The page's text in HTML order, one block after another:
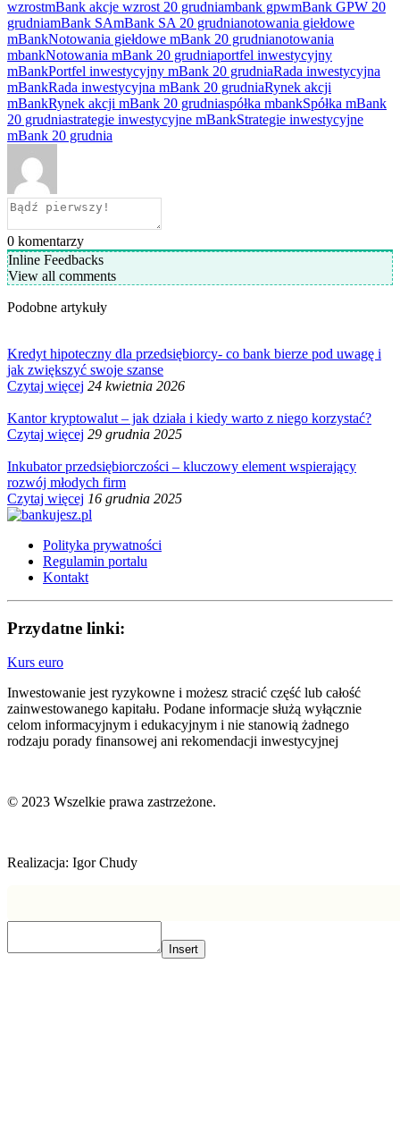
wzrostmBank akcje wzrost 20 grudniambank gpwmBank GPW 20
grudniamBank SAmBank SA 20 grudnianotowania giełdowe
mBankNotowania giełdowe mBank 20 grudnianotowania
mbankNotowania mBank 20 grudniaportfel inwestycyjny
mBankPortfel inwestycyjny mBank 20 grudniaRada inwestycyjna
mBankRada inwestycyjna mBank 20 grudniaRynek akcji
mBankRynek akcji mBank 20 grudniaspółka mbankSpółka mBank
20 grudniastrategie inwestycyjne mBankStrategie inwestycyjne
mBank 20 grudnia
0 komentarzy
Inline Feedbacks
View all comments
Podobne artykuły
Kredyt hipoteczny dla przedsiębiorcy- co bank bierze pod uwagę i
jak zwiększyć swoje szanse
Czytaj więcej 24 kwietnia 2026
Kantor kryptowalut – jak działa i kiedy warto z niego korzystać?
Czytaj więcej 29 grudnia 2025
Inkubator przedsiębiorczości – kluczowy element wspierający
rozwój młodych firm
Czytaj więcej 16 grudnia 2025
Polityka prywatności
Regulamin portalu
Kontakt
Przydatne linki:
Kurs euro
Inwestowanie jest ryzykowne i możesz stracić część lub całość
zainwestowanego kapitału. Podane informacje służą wyłącznie
celom informacyjnym i edukacyjnym i nie stanowią żadnego
rodzaju porady finansowej ani rekomendacji inwestycyjnej
© 2023 Wszelkie prawa zastrzeżone.
Realizacja: Igor Chudy
Insert